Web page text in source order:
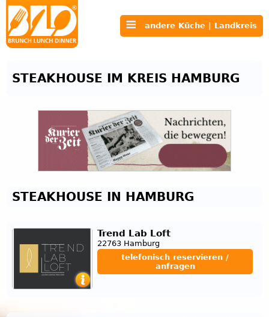
andere Küche | Landkreis
STEAKHOUSE IM KREIS HAMBURG
STEAKHOUSE IN HAMBURG
Trend Lab Loft
22763 Hamburg
telefonisch reservieren /
anfragen